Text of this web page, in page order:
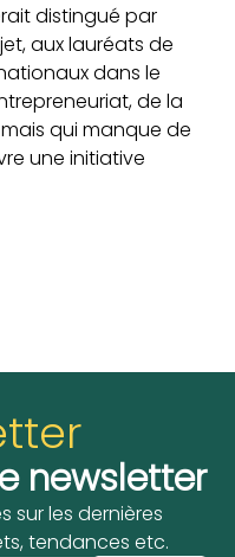
distingué par
aux lauréats de
dans le
de la
qui manque de
une initiative
newsletter
sur les dernières
tendances etc.